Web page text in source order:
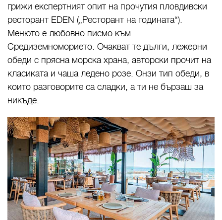
грижи експертният опит на прочутия пловдивски
ресторант EDEN („Ресторант на годината“).
Менюто е любовно писмо към
Средиземноморието. Очакват те дълги, лежерни
обеди с прясна морска храна, авторски прочит на
класиката и чаша ледено розе. Онзи тип обеди, в
които разговорите са сладки, а ти не бързаш за
никъде.